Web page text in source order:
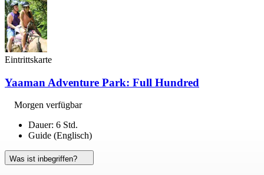
Eintrittskarte
Yaaman Adventure Park: Full Hundred
Morgen verfügbar
Dauer: 6 Std.
Guide (Englisch)
Was ist inbegriffen?